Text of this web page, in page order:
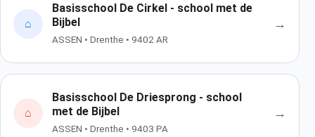
⌂
Basisschool De Cirkel - school met de
Bijbel
ASSEN • Drenthe • 9402 AR
→
⌂
Basisschool De Driesprong - school
met de Bijbel
ASSEN • Drenthe • 9403 PA
→